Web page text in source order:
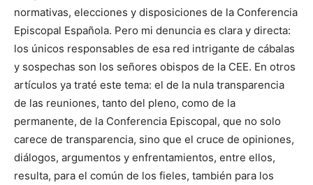
normativas, elecciones y disposiciones de la Conferencia
Episcopal Española. Pero mi denuncia es clara y directa:
los únicos responsables de esa red intrigante de cábalas
y sospechas son los señores obispos de la CEE. En otros
artículos ya traté este tema: el de la nula transparencia
de las reuniones, tanto del pleno, como de la
permanente, de la Conferencia Episcopal, que no solo
carece de transparencia, sino que el cruce de opiniones,
diálogos, argumentos y enfrentamientos, entre ellos,
resulta, para el común de los fieles, también para los